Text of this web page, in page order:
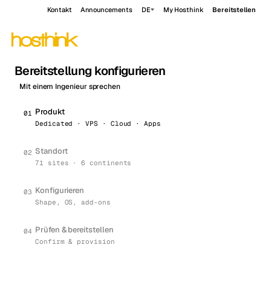
Kontakt Announcements DE My Hosthink Bereitstellen
Bereitstellung konfigurieren
Mit einem Ingenieur sprechen
01 Produkt
Dedicated · VPS · Cloud · Apps
02 Standort
71 sites · 6 continents
03 Konfigurieren
Shape, OS, add-ons
04 Prüfen & bereitstellen
Confirm & provision